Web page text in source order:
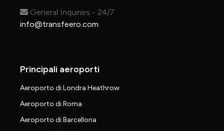
General Inquiries - 24/7
info@transfeero.com
Principali aeroporti
Aeroporto di Londra Heathrow
Aeroporto di Roma
Aeroporto di Barcellona